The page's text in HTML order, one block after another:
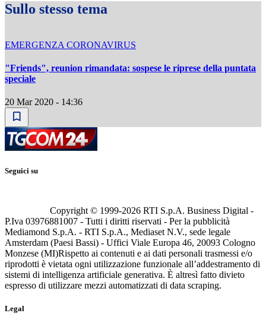
Sullo stesso tema
EMERGENZA CORONAVIRUS
"Friends", reunion rimandata: sospese le riprese della puntata
speciale
20 Mar 2020 - 14:36
Seguici su
Copyright © 1999-2026 RTI S.p.A. Business Digital -
P.Iva 03976881007 - Tutti i diritti riservati - Per la pubblicità
Mediamond S.p.A. - RTI S.p.A., Mediaset N.V., sede legale
Amsterdam (Paesi Bassi) - Uffici Viale Europa 46, 20093 Cologno
Monzese (MI)Rispetto ai contenuti e ai dati personali trasmessi e/o
riprodotti è vietata ogni utilizzazione funzionale all’addestramento di
sistemi di intelligenza artificiale generativa. È altresì fatto divieto
espresso di utilizzare mezzi automatizzati di data scraping.
Legal